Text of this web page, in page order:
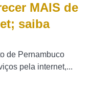
MAIS de
saiba
de Pernambuco
pela internet,...